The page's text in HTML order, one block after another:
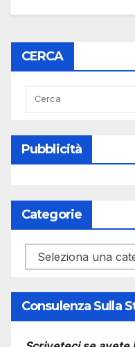
CERCA
Pubblicità
Categorie
Categorie
Consulenza Sulla